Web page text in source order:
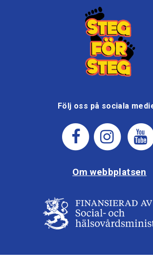
Följ oss på sociala
Om webbplatsen